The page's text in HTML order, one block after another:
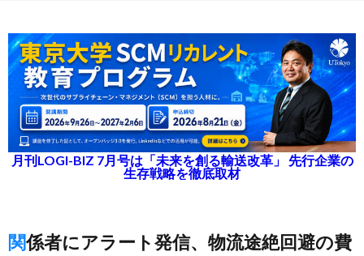
月刊LOGI-BIZ 7月号は「未来を創る輸送改革」 先行企業の
生存戦略を徹底取材
関係者にアラート発信、物流途絶回避の費